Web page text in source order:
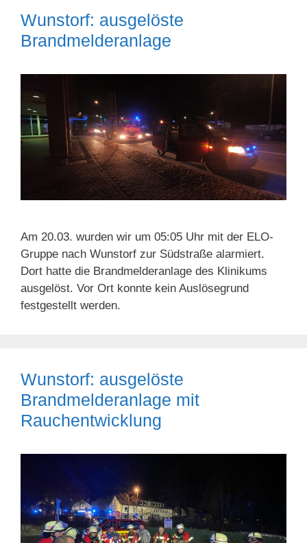
Wunstorf: ausgelöste
Brandmelderanlage
Am 20.03. wurden wir um 05:05 Uhr mit der ELO-
Gruppe nach Wunstorf zur Südstraße alarmiert.
Dort hatte die Brandmelderanlage des Klinikums
ausgelöst. Vor Ort konnte kein Auslösegrund
festgestellt werden.
Wunstorf: ausgelöste
Brandmelderanlage mit
Rauchentwicklung